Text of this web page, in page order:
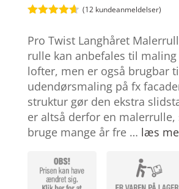
ud af 5
baseret på
kundebedø
mmelser
(12 kundeanmeldelser)
Pro Twist Langhåret
rulle kan anbefales til
lofter, men er også brugbar
udendørsmaling på fx
struktur gør den ekstra
er altså derfor en malerrulle,
bruge mange år fre … læs